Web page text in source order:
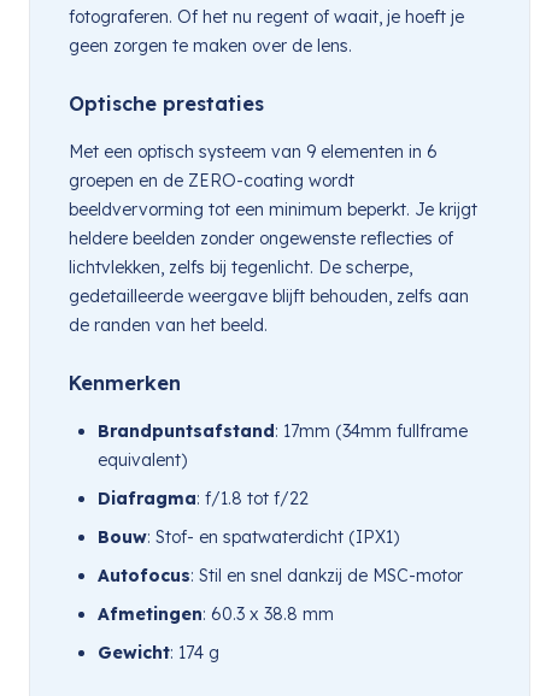
fotograferen. Of het nu regent of waait, je hoeft je
geen zorgen te maken over de lens.
Optische prestaties
Met een optisch systeem van 9 elementen in 6
groepen en de ZERO-coating wordt
beeldvervorming tot een minimum beperkt. Je krijgt
heldere beelden zonder ongewenste reflecties of
lichtvlekken, zelfs bij tegenlicht. De scherpe,
gedetailleerde weergave blijft behouden, zelfs aan
de randen van het beeld.
Kenmerken
Brandpuntsafstand: 17mm (34mm fullframe
equivalent)
Diafragma: f/1.8 tot f/22
Bouw: Stof- en spatwaterdicht (IPX1)
Autofocus: Stil en snel dankzij de MSC-motor
Afmetingen: 60.3 x 38.8 mm
Gewicht: 174 g